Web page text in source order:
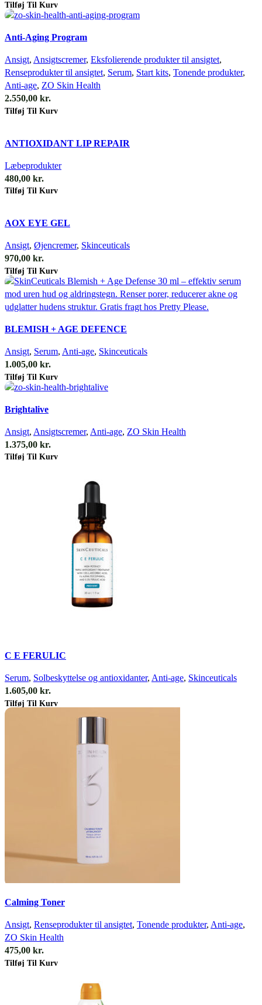
Tilføj Til Kurv
Anti-Aging Program
Ansigt, Ansigtscremer, Eksfolierende produkter til ansigtet,
Renseprodukter til ansigtet, Serum, Start kits, Tonende produkter,
Anti-age, ZO Skin Health
2.550,00 kr.
Tilføj Til Kurv
ANTIOXIDANT LIP REPAIR
Læbeprodukter
480,00 kr.
Tilføj Til Kurv
AOX EYE GEL
Ansigt, Øjencremer, Skinceuticals
970,00 kr.
Tilføj Til Kurv
BLEMISH + AGE DEFENCE
Ansigt, Serum, Anti-age, Skinceuticals
1.005,00 kr.
Tilføj Til Kurv
Brightalive
Ansigt, Ansigtscremer, Anti-age, ZO Skin Health
1.375,00 kr.
Tilføj Til Kurv
C E FERULIC
Serum, Solbeskyttelse og antioxidanter, Anti-age, Skinceuticals
1.605,00 kr.
Tilføj Til Kurv
Calming Toner
Ansigt, Renseprodukter til ansigtet, Tonende produkter, Anti-age,
ZO Skin Health
475,00 kr.
Tilføj Til Kurv